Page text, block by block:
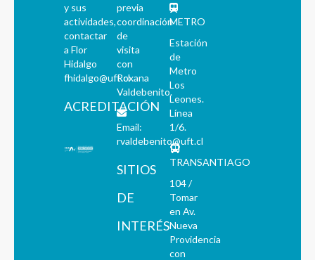
y sus
actividades,
contactar
a Flor
Hidalgo
fhidalgo@uft.cl
ACREDITACIÓN
previa
coordinación
de
visita
con
Roxana
Valdebenito.
Email:
rvaldebenito@uft.cl
SITIOS
DE
INTERÉS
METRO
Estación
de
Metro
Los
Leones.
Línea
1/6.
TRANSANTIAGO
104 /
Tomar
en Av.
Nueva
Providencia
con